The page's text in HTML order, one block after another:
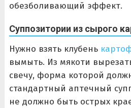
обезболивающий эффект.
Суппозитории из сырого
Нужно взять клубень
вымыть. Из мякоти
свечу, форма которой
стандартный аптечный
не должно быть острых